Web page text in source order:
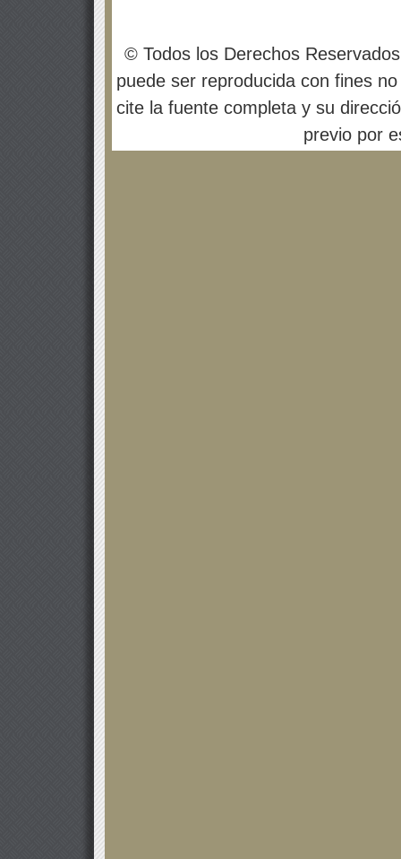
© Todos los Derechos
puede ser reproducida con fines
cite la fuente completa y su
previo por